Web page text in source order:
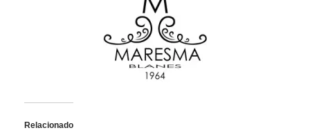
Relacionado